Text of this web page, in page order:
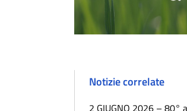
Notizie correlate
2 GIUGNO 2026 – 80°